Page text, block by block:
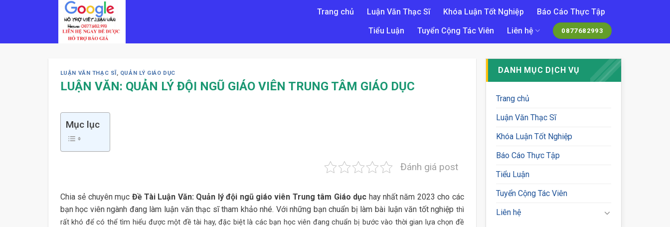
Trang chủ Luận Văn Thạc Sĩ Khóa Luận Tốt Nghiệp
Báo Cáo Thực Tập
Tiểu Luận
Tuyển Cộng Tác Viên Liên hệ 0877682993
LUẬN VĂN THẠC SĨ , QUẢN LÝ GIÁO DỤC
LUẬN VĂN: QUẢN LÝ ĐỘI NGŨ GIÁO VIÊN TRUNG TÂM GIÁO DỤC
Mục lục
Đánh giá post
Chia sẻ chuyên mục Đề Tài Luận Văn: Quản lý đội ngũ giáo viên Trung tâm Giáo dục hay nhất năm 2023 cho các
bạn học viên ngành đang làm luận văn thạc sĩ tham khảo nhé. Với những bạn chuẩn bị làm bài luận văn tốt nghiệp thì
rất khó để có thể tìm hiểu được một đề tài hay, đặc biệt là các bạn học viên đang chuẩn bị bước vào thời gian lựa chọn đề
DANH MỤC DỊCH VỤ
Trang chủ
Luận Văn Thạc Sĩ
Khóa Luận Tốt Nghiệp
Báo Cáo Thực Tập
Tiểu Luận
Tuyển Cộng Tác Viên
Liên hệ